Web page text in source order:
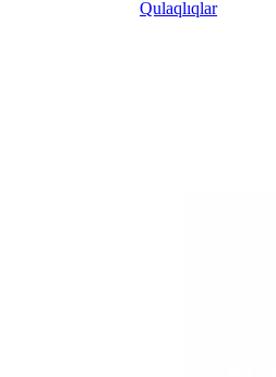
Qulaqlıqlar